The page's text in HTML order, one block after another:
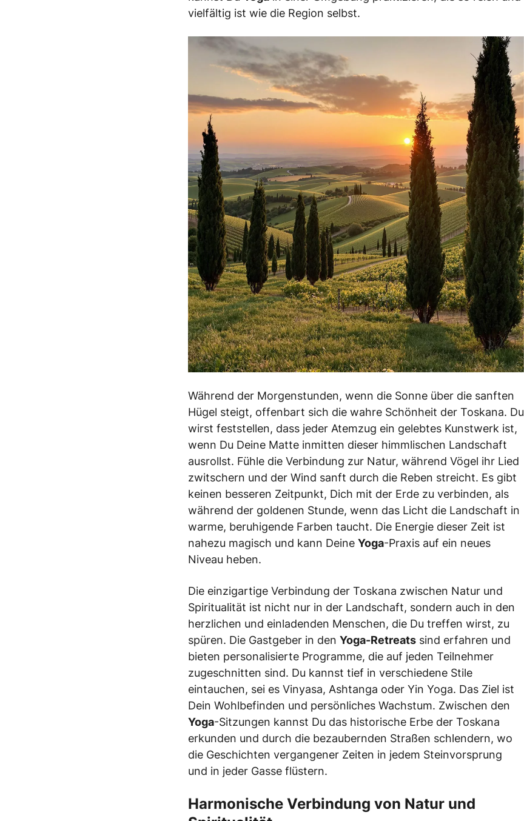
vielfältig ist wie die Region selbst.
Während der Morgenstunden, wenn die Sonne über die sanften
Hügel steigt, offenbart sich die wahre Schönheit der Toskana. Du
wirst feststellen, dass jeder Atemzug ein gelebtes Kunstwerk ist,
wenn Du Deine Matte inmitten dieser himmlischen Landschaft
ausrollst. Fühle die Verbindung zur Natur, während Vögel ihr Lied
zwitschern und der Wind sanft durch die Reben streicht. Es gibt
keinen besseren Zeitpunkt, Dich mit der Erde zu verbinden, als
während der goldenen Stunde, wenn das Licht die Landschaft in
warme, beruhigende Farben taucht. Die Energie dieser Zeit ist
nahezu magisch und kann Deine Yoga-Praxis auf ein neues
Niveau heben.
Die einzigartige Verbindung der Toskana zwischen Natur und
Spiritualität ist nicht nur in der Landschaft, sondern auch in den
herzlichen und einladenden Menschen, die Du treffen wirst, zu
spüren. Die Gastgeber in den Yoga-Retreats sind erfahren und
bieten personalisierte Programme, die auf jeden Teilnehmer
zugeschnitten sind. Du kannst tief in verschiedene Stile
eintauchen, sei es Vinyasa, Ashtanga oder Yin Yoga. Das Ziel ist
Dein Wohlbefinden und persönliches Wachstum. Zwischen den
Yoga-Sitzungen kannst Du das historische Erbe der Toskana
erkunden und durch die bezaubernden Straßen schlendern, wo
die Geschichten vergangener Zeiten in jedem Steinvorsprung
und in jeder Gasse flüstern.
Harmonische Verbindung von Natur und